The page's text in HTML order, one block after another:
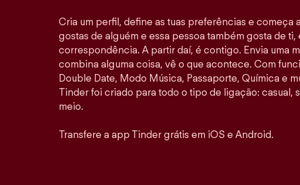
Cria um perfil, define as tuas preferências e começa
gostas de alguém e essa pessoa também gosta de ti,
correspondência. A partir daí, é contigo. Envia uma
combina alguma coisa, vê o que acontece. Com
Double Date, Modo Música, Passaporte, Química e
Tinder foi criado para todo o tipo de ligação: casual,
meio.
Transfere a app Tinder grátis em iOS e Android.